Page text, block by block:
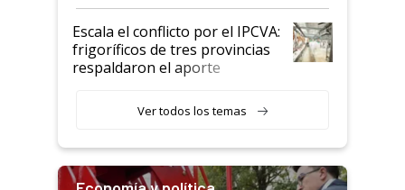
Argentina y los mitos que
todavía hacen sufrir a estos
animales: "Mientras me
descalificaban, yo seguí
haciendo currículum"
Escala el conflicto por el IPCVA:
frigoríficos de tres provincias
respaldaron el aporte
Ver todos los temas